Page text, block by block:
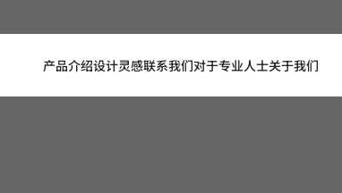
产品介绍设计灵感联系我们对于专业人士关于我们